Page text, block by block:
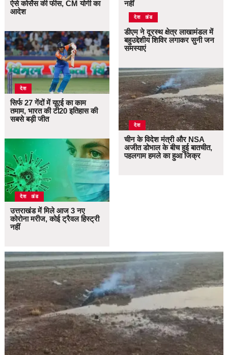
ऐसे कोर्सेस की फीस, CM योगी का
आदेश
देश
सिर्फ 27 गेंदों में यूएई का काम
तमाम, भारत की टी20 इतिहास की
सबसे बड़ी जीत
उत्तराखंड
देश
उत्तराखंड में मिले आज 3 नए
कोरोना मरीज, कोई ट्रैवल हिस्ट्री
नहीं
नहीं
उत्तराखंड
देश
डीएम ने दूरस्थ क्षेत्र लाखामंडल में
बहुउद्देशीय शिविर लगाकर सुनी जन
समस्याएं
देश
चीन के विदेश मंत्री और NSA
अजीत डोभाल के बीच हुई बातचीत,
पहलगाम हमले का हुआ जिक्र